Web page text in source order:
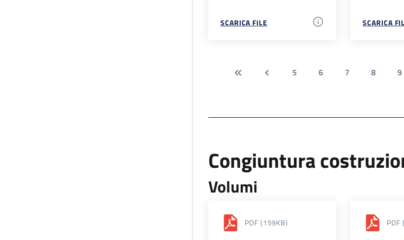
SCARICA FILE SCARICA
5 6 7 8 9
Congiuntura
Volumi
PDF (159KB) PDF